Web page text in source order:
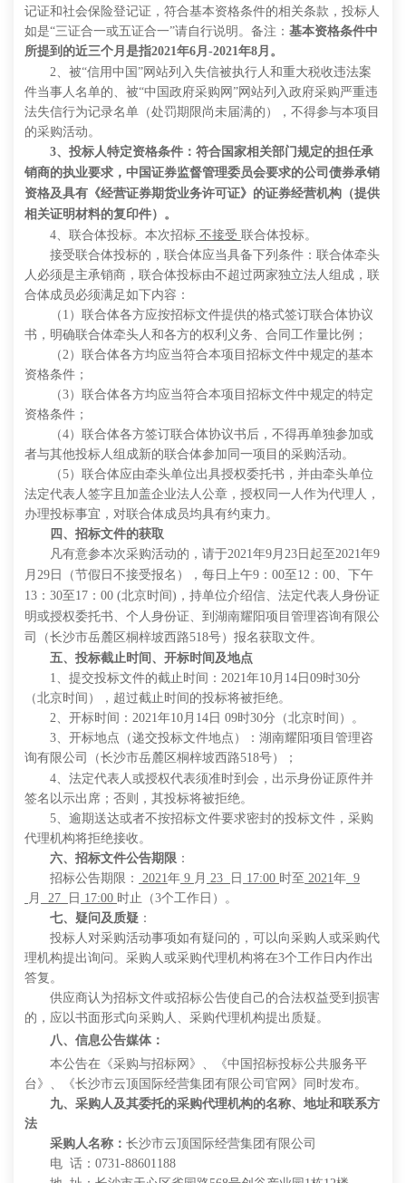
记证和社会保险登记证，符合基本资格条件的相关条款，投标人
如是“三证合一或五证合一”请自行说明。 备注： 基本资格条件中
所提到的近三个月是指2021年6月-2021年8月 。
2、被“信用中国 ”网站列 入失信被执行人和重大税收违法案
件当事人名单的、被“中国政府采购网”网站列入政府采购严重违
法失信行为记录名单（处罚期限尚未届满的），不得参与本项目
的采购活动。
3、投标人特定资格条件： 符合国家相关部门规定的担任承
销商的执业要求，中国证券监督管理委员会要求的公司债券承销
资格及具有《经营证券期货业务许可证》的证券经营机构（提供
相关证明材料的复印件）。
4、联合体投标。本次招标 不接受 联合体投标。
接受联合体投标的，联合体应当具备下列条件：联合体牵头
人必须是主承销商， 联合体投标由不超过两家独立法人组成 ， 联
合体成员必须满足如下内容：
（ 1）联合体各方应按招标文件提供的格式签订联合体协议
书，明确联合体牵头人和各方的权利义务、合同工作量比例；
（2）联合体各方均应当符合本项目招标文件中规定的基本
资格条件；
（3）联合体各方均应当符合本项目招标文件中规定的特定
资格条件；
（4）联合体各方签订联合体协议书后，不得再单独参加或
者与其他投标人组成新的联合体参加同一项目的采购活动。
（5）联合体应由牵头单位出具授权委托书，并由牵头单位
法定代表人签字且加盖企业法人公章，授权同一人作为代理人，
办理投标事宜，对联合体成员均具有约束力。
四、招标文件的获取
凡有意参本次采购活动的，请于2021年9月 23 日起至2021年9
月 29 日 （节假日不接受报名） ，每日上午9 ： 00至 12 ： 00、下午
13 ： 30至 17 ： 00 (北京时间) ，持单位介绍信、法定代表人身份证
明或授权委托书、个人身份证、 到 湖南耀阳项目管理咨询有限公
司
（长沙市岳麓区桐梓坡西路518号） 报名获取文件。
五、投标截止时间、开标时间及地点
1、提交投标文件的截止时间： 2021年10月 14 日 09时30分
（北京时间），超过截止时间的投标将被拒绝。
2、开标时间：2021年10月 14 日 09时30分（北京时间）。
3、开标地点（递交投标文件地点）： 湖南耀阳项目管理咨
询有限公司
（长沙市岳麓区桐梓坡西路518号）
；
4、 法定代表人或授权代表须准时到会，出示身份证原件并
签名以示出席；否则，其投标将被拒绝。
5、 逾期送达或者不按招标文件要求密封的投标文件， 采购
代理机构将拒绝接收。
六、招标文件公告期限 ：
招标公告期限：
2021年 9 月 23 日 17:00 时至 2021年 9
月
27 日 17:00 时止（3个工作日）。
七、疑问及质疑 ：
投标人对采购活动事项如有疑问的，可以向采购人或采购代
理机构提出询问。采购人或采购代理机构将在3个工作日内作出
答复。
供应商认为招标文件或招标公告使自己的合法权益受到损害
的， 应 以书面形式向采购人、采购代理机构提出质疑。
八、信息公告媒体：
本公告在《采购与招标网》、《中国招标投标公共服务平
台》、《长沙市云顶国际经营集团有限公司官网》同时发布。
九、 采购人及其委托的采购代理机构的名称、地址和联系方
法
采购人名称： 长沙市云顶国际经营集团有限公司
电 话： 0731-88601188